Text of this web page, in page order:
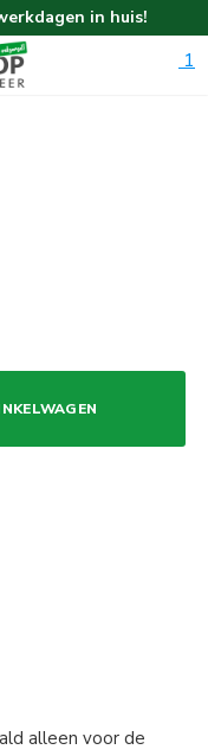
in huis!
bestellen!
100,-!
1
alleen voor de